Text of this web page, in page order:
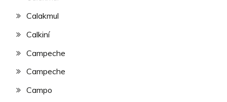
Calakmul
Calkiní
Campeche
Campeche
Campo